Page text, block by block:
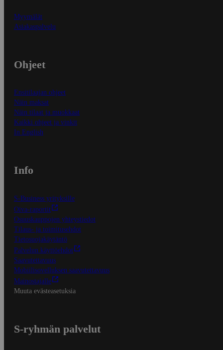
Myymälät
Asiakaspalvelu
Ohjeet
Ensitilaajan ohjeet
Näin maksat
Näin tilaat ja muokkaat
Kaikki ohjeet ja vinkit
In English
Info
S-Business yrityksille
Oiva-raportit
Osuuskauppojen yhteystiedot
Tilaus- ja toimitusehdot
Tietosuojakäytäntö
Palvelun käyttöehdot
Saavutettavuus
Mobiilisovelluksen saavutettavuus
Mainostajalle
Muuta evästeasetuksia
S-ryhmän palvelut